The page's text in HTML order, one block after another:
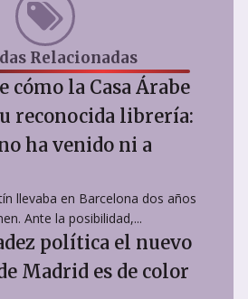
Relacionadas
la Casa Árabe
reconocida librería:
ha venido ni a
llevaba en Barcelona dos años
Ante la posibilidad,...
política el nuevo
Madrid es de color